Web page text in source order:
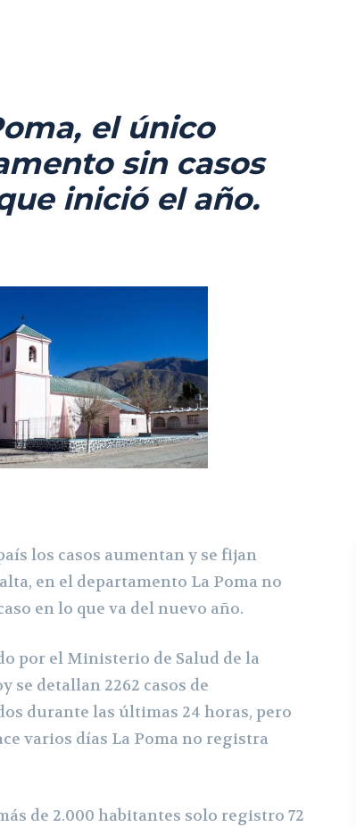
el único
sin casos
inició el año.
los casos aumentan y se fijan
en el departamento La Poma no
en lo que va del nuevo año.
por el Ministerio de Salud de la
se detallan 2262 casos de
durante las últimas 24 horas, pero
varios días La Poma no registra
de 2.000 habitantes solo registro 72